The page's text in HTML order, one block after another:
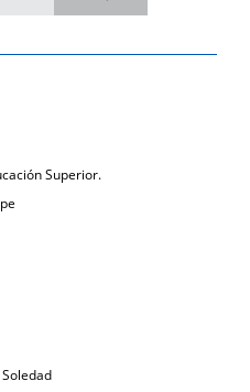
Superior.